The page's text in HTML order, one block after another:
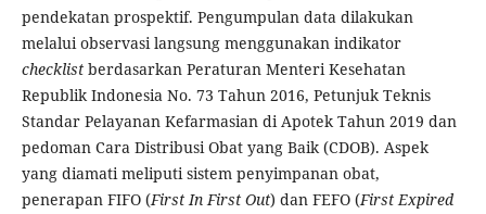
pendekatan prospektif. Pengumpulan data dilakukan
melalui observasi langsung menggunakan indikator
checklistberdasarkan Peraturan Menteri Kesehatan
Republik Indonesia No. 73 Tahun 2016, Petunjuk Teknis
Standar Pelayanan Kefarmasian di Apotek Tahun 2019 dan
pedoman Cara Distribusi Obat yang Baik (CDOB). Aspek
yang diamati meliputi sistem penyimpanan obat,
penerapan FIFO (First In First Out) dan FEFO (First Expired